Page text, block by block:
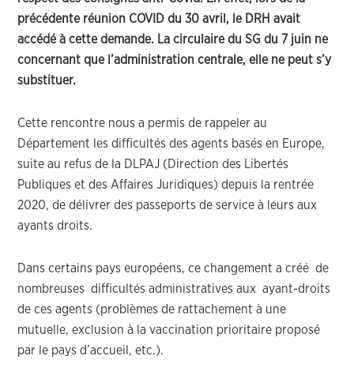
précédente réunion COVID du 30 avril, le DRH avait
accédé à cette demande. La circulaire du SG du 7 juin ne
concernant que l’administration centrale, elle ne peut s’y
substituer.
Cette rencontre nous a permis de rappeler au
Département les difficultés des agents basés en Europe,
suite au refus de la DLPAJ (Direction des Libertés
Publiques et des Affaires Juridiques) depuis la rentrée
2020, de délivrer des passeports de service à leurs aux
ayants droits.
Dans certains pays européens, ce changement a créé de
nombreuses difficultés administratives aux ayant-droits
de ces agents (problèmes de rattachement à une
mutuelle, exclusion à la vaccination prioritaire proposé
par le pays d’accueil, etc.).